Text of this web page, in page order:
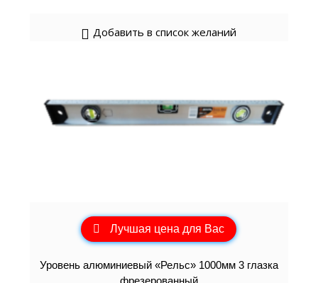
Добавить в список желаний
Лучшая цена для Вас
Уровень алюминиевый «Рельс» 1000мм 3 глазка